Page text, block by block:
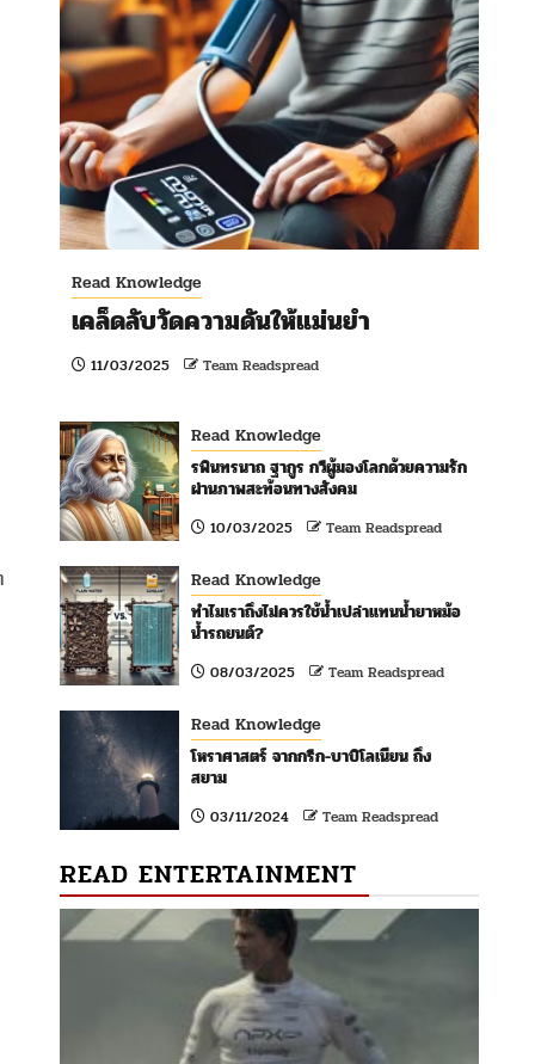
Read Knowledge
เคล็ดลับวัดความดันให้แม่นยำ
11/03/2025 Team Readspread
Read Knowledge
รพินทรนาถ ฐากูร กวีผู้มองโลกด้วยความรัก
ผ่านภาพสะท้อนทางสังคม
10/03/2025 Team Readspread
Read Knowledge
ทำไมเราถึงไม่ควรใช้น้ำเปล่าแทนน้ำยาหม้อ
น้ำรถยนต์?
08/03/2025 Team Readspread
Read Knowledge
โหราศาสตร์ จากกรีก-บาบิโลเนียน ถึง
สยาม
03/11/2024 Team Readspread
READ ENTERTAINMENT